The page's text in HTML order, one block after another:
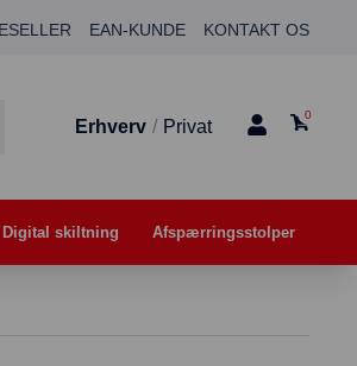
EAN-KUNDE KONTAKT OS
Erhverv / Privat
0
Digital skiltning Afspærringsstolper